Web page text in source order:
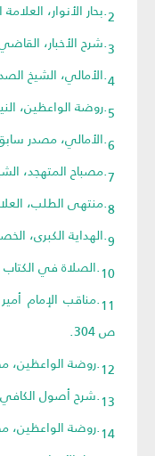
2.بحار الأنوار، العلامة المجلسي، ج 16، ص 8.
3.شرح الأخبار، القاضي النعمان المغربي، ج 3، ص 17.
4.الأمالي، الشيخ الصدوق، ص 522.
5.روضة الواعظين، النيسابوري، ص 269.
6.الأمالي، مصدر سابق، ص 222.
7.مصباح المتهجد، الشيخ الطوسي، ص 720.
8.منتهى الطلب، العلامة الحلّي، ج 2، ص 893.
9.الهداية الكبرى، الخصيبي، ص51-52.
10.الصلاة في الكتاب والسنّة، الشيخ الريشهري، ص 137.
ص 304.
12.روضة الواعظين، مصدر سابق، ص 269.
13.شرح أصول الكافي، المازندراني، ج 7، ص 144.
14.روضة الواعظين، مصدر سابق، ص 269.